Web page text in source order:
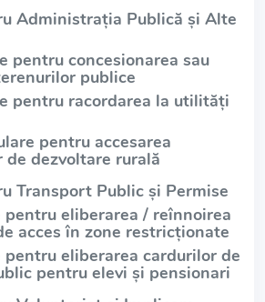
Administrația Publică și Alte
pentru concesionarea sau
publice
pentru racordarea la utilități
pentru accesarea
de dezvoltare rurală
Transport Public și Permise
pentru eliberarea / reînnoirea
acces în zone restricționate
pentru eliberarea cardurilor de
pentru elevi și pensionari